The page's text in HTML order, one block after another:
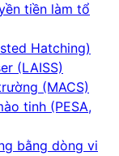
tiền làm tổ
Hatching)
(LAISS)
(MACS)
tinh (PESA,
bằng dòng vi